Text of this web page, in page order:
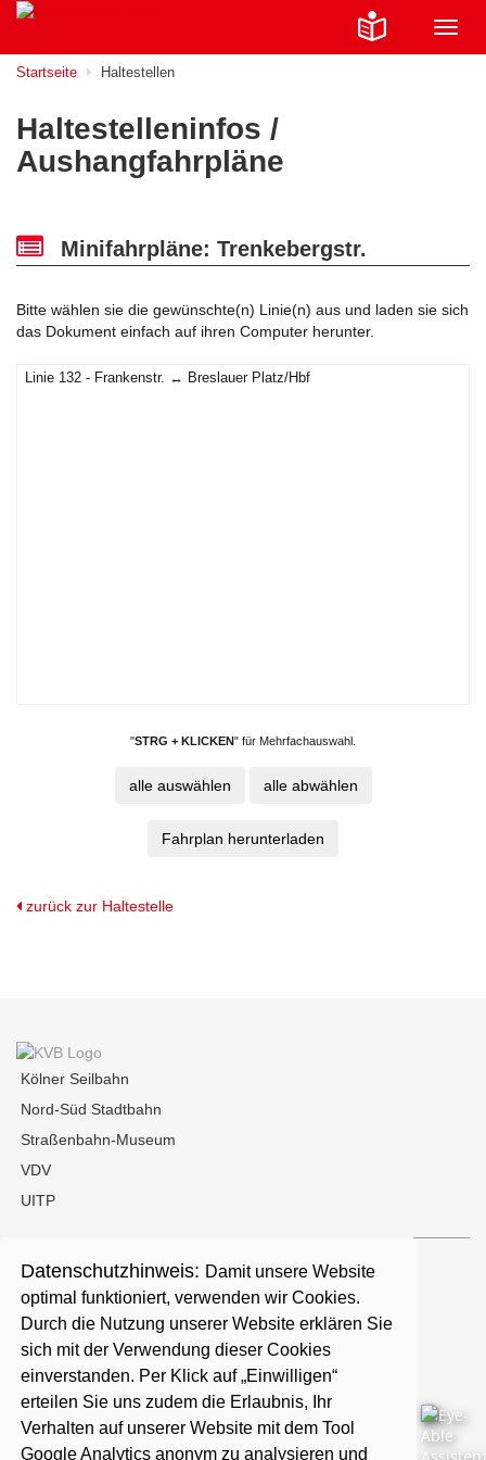
Datenschutzhinweis: Damit unsere Website
optimal funktioniert, verwenden wir Cookies.
Durch die Nutzung unserer Website erklären Sie
sich mit der Verwendung dieser Cookies
einverstanden. Per Klick auf „Einwilligen“
erteilen Sie uns zudem die Erlaubnis, Ihr
Verhalten auf unserer Website mit dem Tool
Google Analytics anonym zu analysieren und
ein-/
Startseite Haltestellen
Haltestelleninfos /
Aushangfahrpläne
Minifahrpläne: Trenkebergstr.
Bitte wählen sie die gewünschte(n) Linie(n) aus und laden sie sich
das Dokument einfach auf ihren Computer herunter.
"STRG + KLICKEN" für Mehrfachauswahl.
zurück zur Haltestelle
Kölner Seilbahn
Nord-Süd Stadtbahn
Straßenbahn-Museum
VDV
UITP
Kontakt
Presse
Karriere